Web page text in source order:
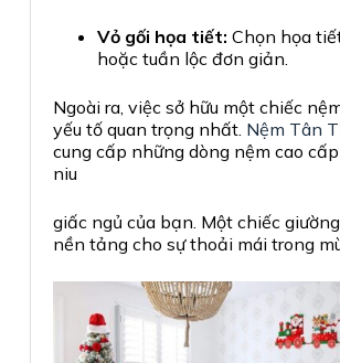
Vỏ gối họa tiết: Chọn họa
hoặc tuần lộc đơn giản.
Ngoài ra, việc sở hữu một chiếc
yếu tố quan trọng nhất. Nệm Tân
cung cấp những dòng nệm cao
niu
giấc ngủ của bạn. Một chiếc
nền tảng cho sự thoải mái trong